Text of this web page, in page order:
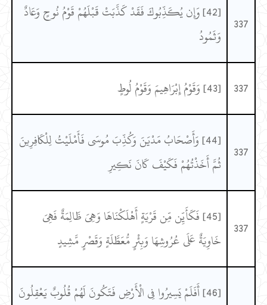
337
[42] وَإِن يُكَذِّبُوكَ فَقَدْ كَذَّبَتْ قَبْلَهُمْ قَوْمُ نُوحٍ وَعَادٌ
وَثَمُودُ
337 [43] وَقَوْمُ إِبْرَاهِيمَ وَقَوْمُ لُوطٍ
337
[44] وَأَصْحَابُ مَدْيَنَ وَكُذِّبَ مُوسَى فَأَمْلَيْتُ لِلْكَافِرِينَ
ثُمَّ أَخَذْتُهُمْ فَكَيْفَ كَانَ نَكِيرِ
337
[45] فَكَأَيِّن مِّن قَرْيَةٍ أَهْلَكْنَاهَا وَهِيَ ظَالِمَةٌ فَهِيَ
خَاوِيَةٌ عَلَى عُرُوشِهَا وَبِئْرٍ مُّعَطَّلَةٍ وَقَصْرٍ مَّشِيدٍ
[46] أَفَلَمْ يَسِيرُوا فِي الْأَرْضِ فَتَكُونَ لَهُمْ قُلُوبٌ يَعْقِلُونَ